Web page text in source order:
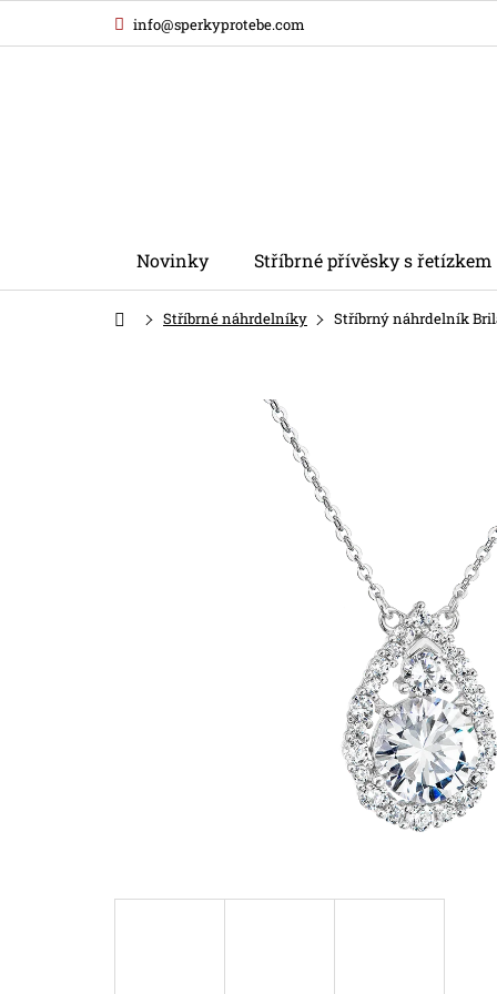
obsah
info@sperkyprotebe.com
Novinky Stříbrné přívěsky s řetízkem
DomůStříbrné náhrdelníky Stříbrný náhrdelník